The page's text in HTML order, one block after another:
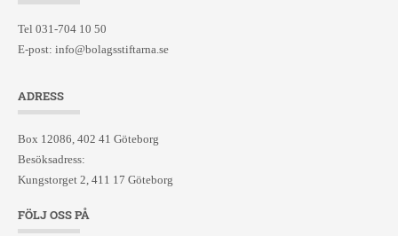
Tel 031-704 10 50
E-post: info@bolagsstiftarna.se
ADRESS
Box 12086, 402 41 Göteborg
Besöksadress:
Kungstorget 2, 411 17 Göteborg
FÖLJ OSS PÅ